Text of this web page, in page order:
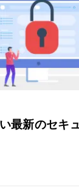
最新のセキ